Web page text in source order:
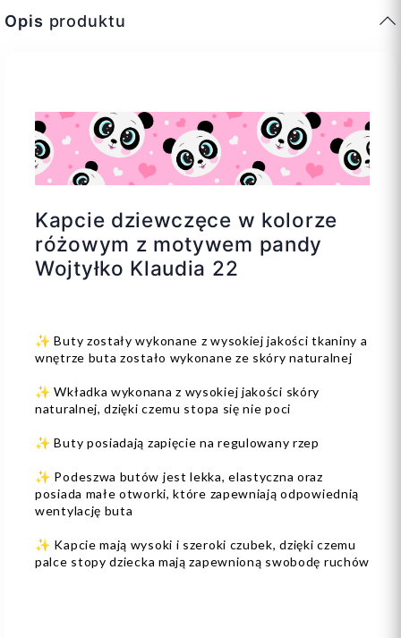
Opis produktu
Kapcie dziewczęce w kolorze
różowym z motywem pandy
Wojtyłko Klaudia 22
✨ Buty zostały wykonane z wysokiej jakości tkaniny a
wnętrze buta zostało wykonane ze skóry naturalnej
✨ Wkładka wykonana z wysokiej jakości skóry
naturalnej, dzięki czemu stopa się nie poci
✨ Buty posiadają zapięcie na regulowany rzep
✨ Podeszwa butów jest lekka, elastyczna oraz
posiada małe otworki, które zapewniają odpowiednią
wentylację buta
✨ Kapcie mają wysoki i szeroki czubek, dzięki czemu
palce stopy dziecka mają zapewnioną swobodę ruchów